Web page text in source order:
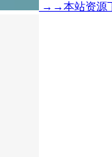
→→本站资源